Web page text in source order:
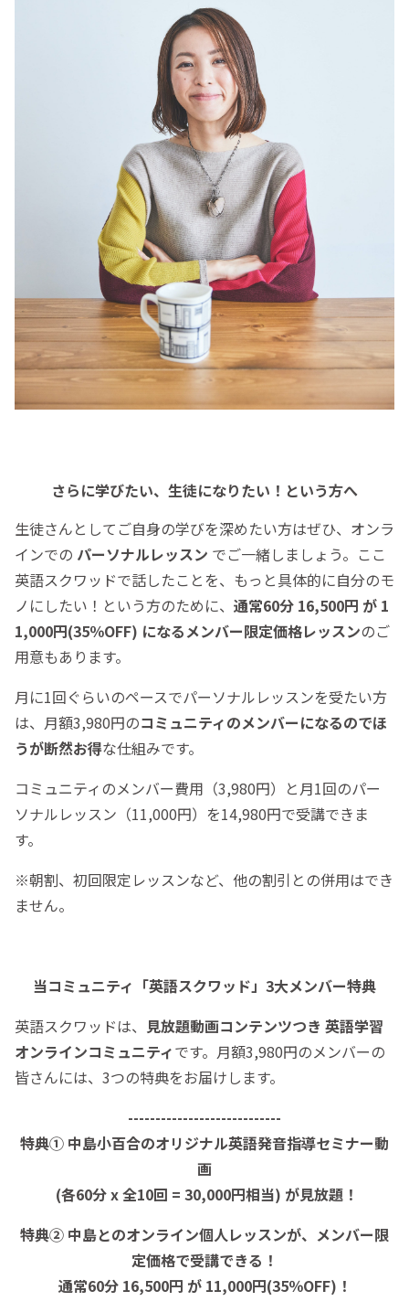
さらに学びたい、生徒になりたい！という方へ
生徒さんとしてご自身の学びを深めたい方はぜひ、オンラ
インでの パーソナルレッスン でご一緒しましょう。ここ
英語スクワッドで話したことを、もっと具体的に自分のモ
ノにしたい！という方のために、 通常60分 16,500円 が 1
1,000円(35％OFF) になるメンバー限定価格レッスンのご
用意もあります。
月に1回ぐらいのペースでパーソナルレッスンを受たい方
は、月額3,980円のコミュニティのメンバーになるのでほ
うが断然お得な仕組みです。
コミュニティのメンバー費用（3,980円）と月1回のパー
ソナルレッスン（11,000円）を14,980円で受講できま
す。
※朝割、初回限定レッスンなど、他の割引との併用はでき
ません。
当コミュニティ「英語スクワッド」3大メンバー特典
英語スクワッドは、 見放題動画コンテンツつき 英語学習
オンラインコミュニティです。月額3,980円のメンバーの
皆さんには、3つの特典をお届けします。
----------------------------
特典① 中島小百合のオリジナル英語発音指導セミナー動
画
(各60分 x 全10回 = 30,000円相当) が見放題！
特典② 中島とのオンライン個人レッスンが、メンバー限
定価格で受講できる！
通常60分 16,500円 が 11,000円(35％OFF)！